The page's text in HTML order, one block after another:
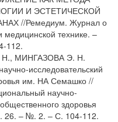
И ЭСТЕТИЧЕСКОЙ
//Ремедиум. Журнал о
медицинской технике. –
112.
МИНГАЗОВА Э. Н.
исследовательский
им. НА Семашко //
научно-
здоровья
26. – №. 2. – С. 104-112.